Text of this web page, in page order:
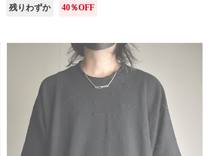
残りわずか 40％OFF